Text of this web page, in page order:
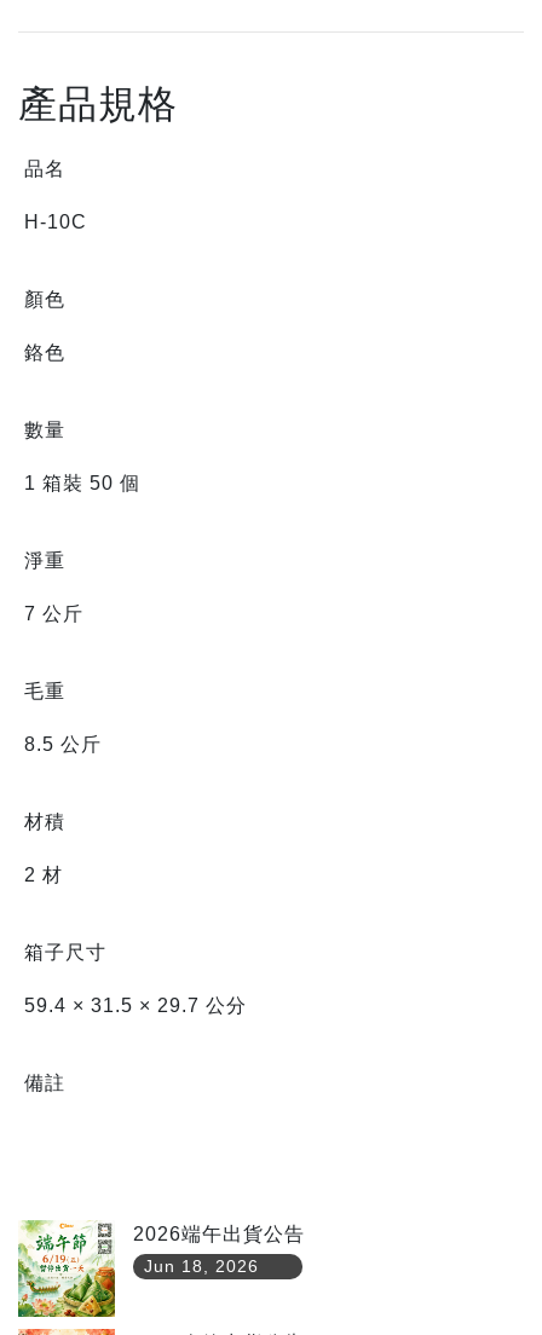
產品規格
品名
H-10C
顏色
鉻色
數量
1 箱裝 50 個
淨重
7 公斤
毛重
8.5 公斤
材積
2 材
箱子尺寸
59.4 × 31.5 × 29.7 公分
備註
2026端午出貨公告
Jun 18, 2026